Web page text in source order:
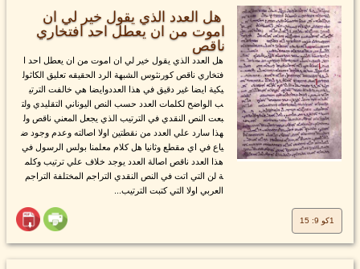
هل العدد الذي يقول خير لي ان
اموت من ان يعطل احد افتخاري
ناقص
هل العدد الذي يقول خير لي ان اموت من ان يعطل احد ا
فتخاري ناقص كورنثوس الشبهة الرد الحقيقه تعليق الكاثول
يكية ايضا غير دقيق في هذا العددوايضا هي خالفت الترتي
ب الواضح لكلمات العدد حسب النص اليوناني التقليدي ولت
بعت النص النقدي في الترتيب الذي يجعل المعني ناقص ول
هذا سارد علي العدد من نقطتين اولا اصالته وعدم وجود ض
ياع في اي مقطع وثانيا هل كلام معلمنا بولس الرسول في
هذا العدد ناقص اصالة العدد يوجد خلاف علي ترتيب وكلم
ة لن التي اتت في النص النقدي التراجم المختلفة التراجم
العربي اولا التي كتبت الترتيب...
1كو 9: 15